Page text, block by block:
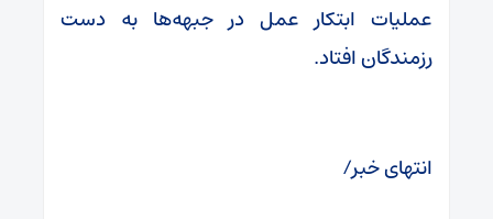
عملیات ابتکار عمل در جبهه‌ها به دست
رزمندگان افتاد.
انتهای خبر/